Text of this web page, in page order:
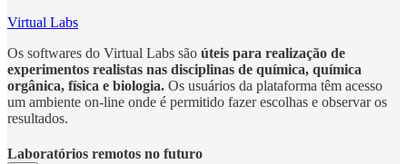
Virtual Labs
Os softwares do Virtual Labs são úteis para realização de
experimentos realistas nas disciplinas de química, química
orgânica, física e biologia. Os usuários da plataforma têm acesso
um ambiente on-line onde é permitido fazer escolhas e observar os
resultados.
Laboratórios remotos no futuro